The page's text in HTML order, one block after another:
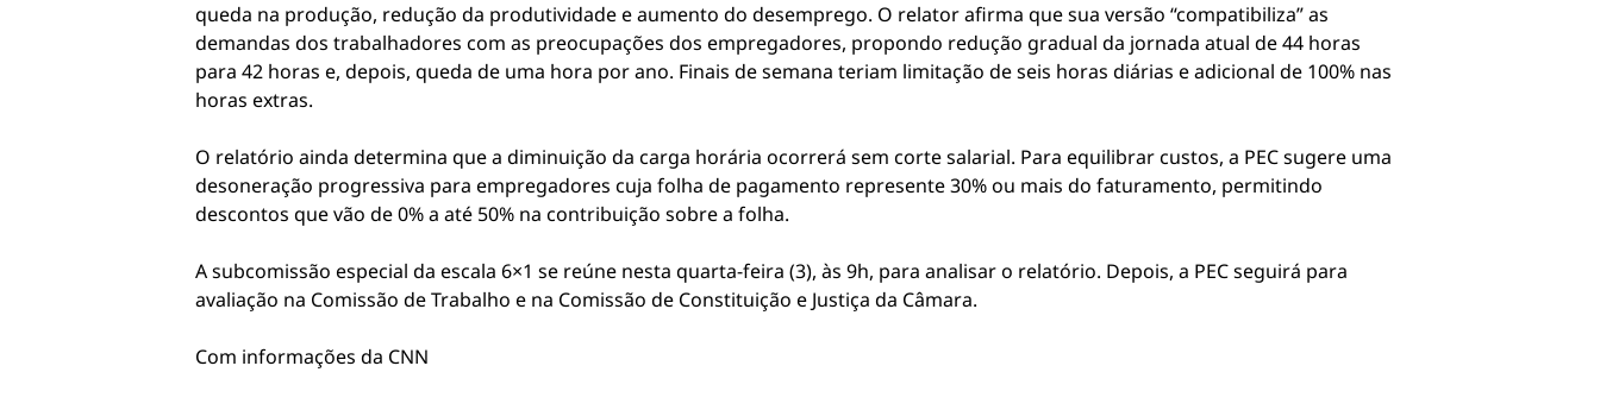
queda na produção, redução da produtividade e aumento do desemprego. O relator afirma que sua versão “compatibiliza” as
demandas dos trabalhadores com as preocupações dos empregadores, propondo redução gradual da jornada atual de 44 horas
para 42 horas e, depois, queda de uma hora por ano. Finais de semana teriam limitação de seis horas diárias e adicional de 100% nas
horas extras.
O relatório ainda determina que a diminuição da carga horária ocorrerá sem corte salarial. Para equilibrar custos, a PEC sugere uma
desoneração progressiva para empregadores cuja folha de pagamento represente 30% ou mais do faturamento, permitindo
descontos que vão de 0% a até 50% na contribuição sobre a folha.
A subcomissão especial da escala 6×1 se reúne nesta quarta-feira (3), às 9h, para analisar o relatório. Depois, a PEC seguirá para
avaliação na Comissão de Trabalho e na Comissão de Constituição e Justiça da Câmara.
Com informações da CNN